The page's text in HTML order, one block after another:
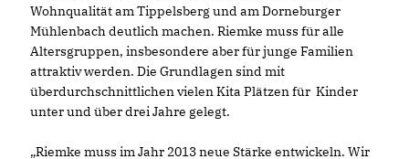
Wohnqualität am Tippelsberg und am Dorneburger
Mühlenbach deutlich machen. Riemke muss für alle
Altersgruppen, insbesondere aber für junge Familien
attraktiv werden. Die Grundlagen sind mit
überdurchschnittlichen vielen Kita Plätzen für Kinder
unter und über drei Jahre gelegt.
Riemke muss im Jahr 2013 neue Stärke entwickeln. Wir